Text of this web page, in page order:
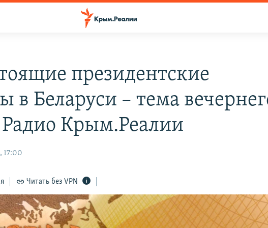
президентские
в Беларуси – тема
Крым.Реалии
17:00
Читать без VPN